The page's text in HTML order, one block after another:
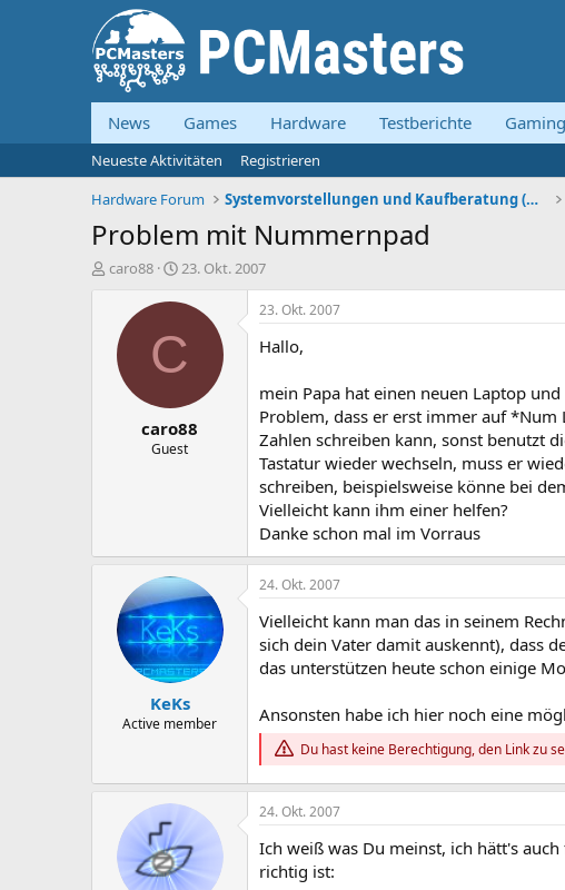
News Games Hardware Testberichte
Neueste Aktivitäten
Registrieren
Hardware Forum
Systemvorstellungen und Kaufberatung (Komplettsyst
Problem mit Nummernpad
E
caro88
E
s
e
l
t
a
m
23. Okt. 2007
C
caro88
Guest
23. Okt. 2007
Hallo,
mein Papa hat einen neuen Laptop
Problem, dass er erst immer auf
Zahlen schreiben kann, sonst benutzt
Tastatur wieder wechseln, muss er
schreiben, beispielsweise könne bei
Vielleicht kann ihm einer helfen?
Danke schon mal im Vorraus
KeKs
Active member
24. Okt. 2007
Vielleicht kann man das in seinem
sich dein Vater damit auskennt), dass
das unterstützen heute schon einige
Ansonsten habe ich hier noch eine
Du hast keine Berechtigung, den Link zu
24. Okt. 2007
Ich weiß was Du meinst, ich hätt's
richtig ist: